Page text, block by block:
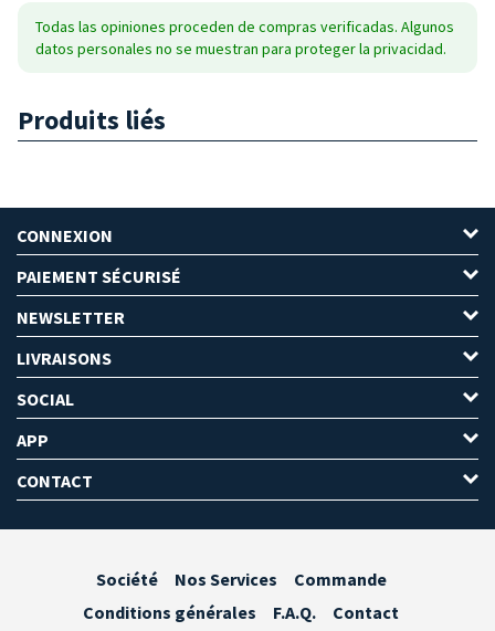
Todas las opiniones proceden de compras verificadas. Algunos
datos personales no se muestran para proteger la privacidad.
Produits liés
CONNEXION
PAIEMENT SÉCURISÉ
NEWSLETTER
LIVRAISONS
SOCIAL
APP
CONTACT
Société Nos Services
Commande
Conditions générales
F.A.Q. Contact